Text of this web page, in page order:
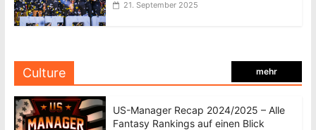
21. September 2025
Culture mehr
US-Manager Recap 2024/2025 – Alle
Fantasy Rankings auf einen Blick